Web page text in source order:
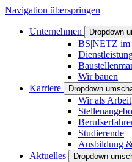
Navigation überspringen
Unternehmen Dropdown
BS|NETZ im
Wir bauen
Karriere
Dropdown
Wir als
Studierende
Ausbildung
Aktuelles
Dropdown